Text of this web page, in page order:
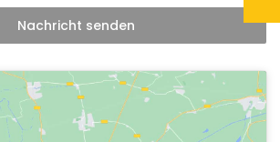
Nachricht senden